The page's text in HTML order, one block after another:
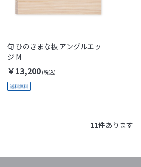
旬 ひのきまな板 アングルエッ
ジ M
￥13,200
11件あります